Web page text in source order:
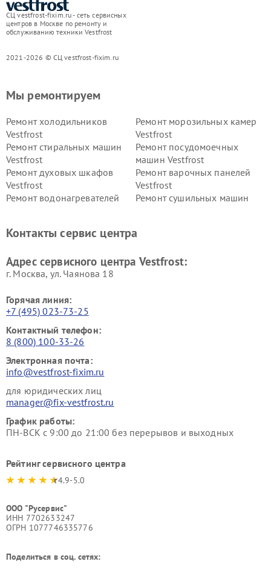
СЦ vestfrost-fixim.ru - сеть сервисных
центров в Москве по ремонту и
обслуживанию техники Vestfrost
2021-2026 © СЦ vestfrost-fixim.ru
Мы ремонтируем
Ремонт холодильников
Vestfrost
Ремонт морозильных камер
Vestfrost
Ремонт стиральных машин
Vestfrost
Ремонт посудомоечных
машин Vestfrost
Ремонт духовых шкафов
Vestfrost
Ремонт варочных панелей
Vestfrost
Ремонт водонагревателей
Ремонт сушильных машин
Vestfrost
Контакты сервис центра
Адрес сервисного центра Vestfrost:
г. Москва, ул. Чаянова 18
Горячая линия:
+7 (495) 023-73-25
Контактный телефон:
8 (800) 100-33-26
Электронная почта:
info@vestfrost-fixim.ru
для юридических лиц
manager@fix-vestfrost.ru
График работы:
ПН-ВСК с 9:00 до 21:00 без перерывов и выходных
Рейтинг сервисного центра
4.9-5.0
ООО "Русервис"
ИНН 7702633247
ОГРН 1077746335776
Поделиться в соц. сетях: